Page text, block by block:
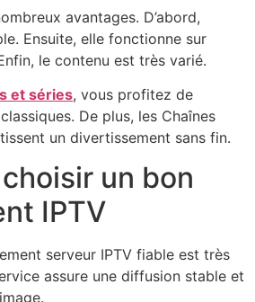
avantages. D’abord,
Ensuite, elle fonctionne sur
le contenu est très varié.
et séries, vous profitez de
De plus, les Chaînes
un divertissement sans fin.
un bon
IPTV
serveur IPTV fiable est très
assure une diffusion stable et